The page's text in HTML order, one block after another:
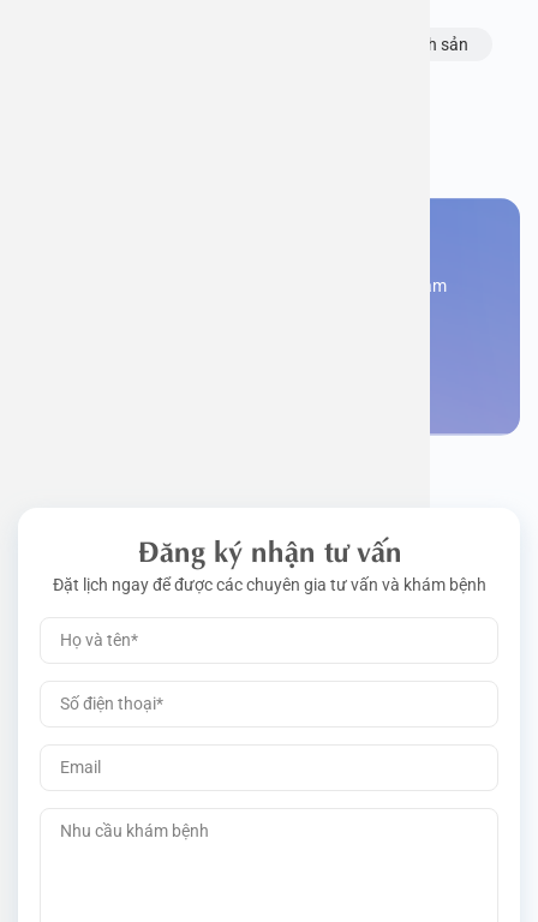
Sức khỏe sinh sản
Đăng kí ngay để được các chuyên gia tư vấn và khám
Đăng ký nhận tư vấn
Đặt lịch ngay để được các chuyên gia tư vấn và khám bệnh